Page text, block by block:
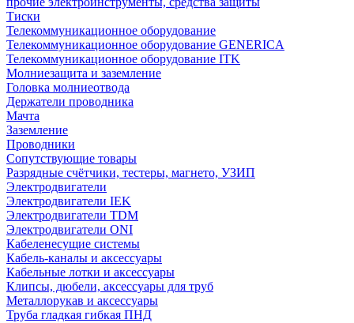
Тиски
Телекоммуникационное оборудование
Телекоммуникационное оборудование GENERICA
Телекоммуникационное оборудование ITK
Молниезащита и заземление
Головка молниеотвода
Держатели проводника
Мачта
Заземление
Проводники
Сопутствующие товары
Разрядные счётчики, тестеры, магнето, УЗИП
Электродвигатели
Электродвигатели IEK
Электродвигатели TDM
Электродвигатели ONI
Кабеленесущие системы
Кабель-каналы и аксессуары
Кабельные лотки и аксессуары
Клипсы, дюбели, аксессуары для труб
Металлорукав и аксессуары
Труба гладкая гибкая ПНД